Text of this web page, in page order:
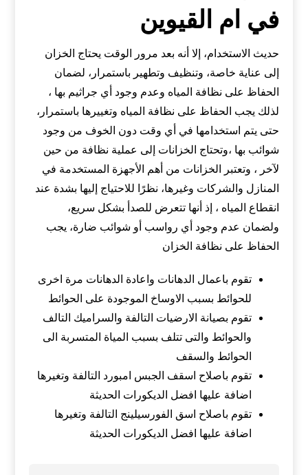
في ام القيوين
حديث الاستخدام، إلا أنه بعد مرور الوقت يحتاج الخزان
إلى عناية خاصة، وتنظيف وتطهير باستمرار، لضمان
الحفاظ على نظافة المياه وعدم وجود أي جراثيم بها ،
لذلك يجب الحفاظ على نظافة المياه وتغييرها باستمرار،
حتى يتم استخدامها في أي وقت دون الخوف من وجود
شوائب بها ،وتحتاج الخزانات إلى عملية نظافة من حين
لآخر ، وتعتبر الخزانات من أهم الأجهزة المستخدمة في
المنازل والشركات وغيرها، نظرًا للاحتياج إليها بشدة عند
انقطاع المياه ، إذ أنها تتعرض للصدأ بشكل سريع،
ولضمان عدم وجود أي رواسب أو شوائب ضارة، يجب
الحفاظ على نظافة الخزان
تقوم باعمال الدهانات واعادة الدهانات مرة اخرى
للحوائط بسبب الاوساخ الموجودة على الحوائط
تقوم بصيانة الارضيات التالفة والسراميك التالف
والحوائط والتى تتلف بسبب المياة المتسربة الى
الحوائط والسقف
تقوم باصلاح اسقف الجبس امبورد التالفة وتغيرها
اضافة عليها افضل الديكورات الحديثة
تقوم باصلاح اسق الفورسيلينج التالفة وتغيرها
اضافة عليها افضل الديكورات الحديثة